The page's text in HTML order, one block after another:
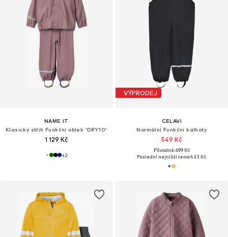
NAME IT
Klasický střih Funkční oblek 'DRY10'
1 129 Kč
+2
VÝPRODEJ
CELAVI
Normální Funkční kalhoty
549 Kč
Původně: 699 Kč
Poslední nejnižší cena:433 Kč